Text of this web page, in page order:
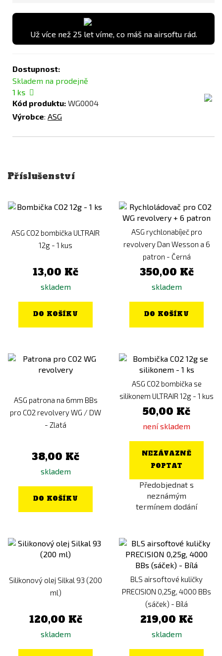
Už více než 25 let víme, co máš na airsoftu rád.
Dostupnost:
Skladem na prodejně
1 ks
Kód produktu: WG0004
Výrobce: ASG
Příslušenství
ASG CO2 bombička ULTRAIR
12g - 1 kus
13,00 Kč
skladem
DO KOŠÍKU
ASG rychlonabíječ pro
revolvery Dan Wesson a 6
patron - Černá
350,00 Kč
skladem
DO KOŠÍKU
ASG patrona na 6mm BBs
pro CO2 revolvery WG / DW
- Zlatá
38,00 Kč
skladem
DO KOŠÍKU
ASG CO2 bombička se
silikonem ULTRAIR 12g - 1 kus
50,00 Kč
není skladem
NEZÁVAZNĚ
POPTAT
Předobjednat s
neznámým
termínem dodání
Silikonový olej Silkal 93 (200
ml)
120,00 Kč
skladem
BLS airsoftové kuličky
PRECISION 0,25g, 4000 BBs
(sáček) - Bílá
219,00 Kč
skladem